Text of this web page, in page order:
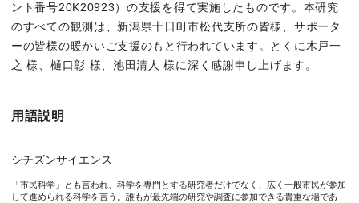
図3. シンチレータでとらえた雷雲ガンマ線のイベント。左が①
図5. ①、②のイベント初期におけるレーダーマップ。左は1/14
ント番号20K20923）の支援を得て実施したものです。本研究
のすべての観測は、新潟県十日町市松代支所の皆様、サポータ
ーの皆様の暖かいご支援のもと行われています。とくに木戸一
之 様、樋口彰 様、池田清人 様に深く感謝申し上げます。
用語説明
シチズンサイエンス
「市民科学」とも言われ、科学を専門とする研究者だけでなく、広く一般市民が参加
して進められる科学を言う。誰もが最先端の研究や調査に参加できる貴重な場であ